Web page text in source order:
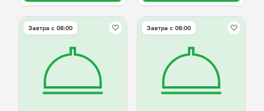
Завтра c 08:00 Завтра c 08:00